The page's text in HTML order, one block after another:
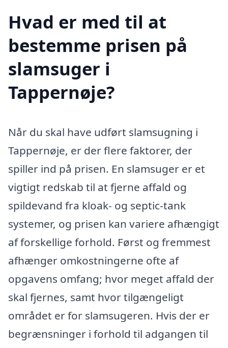
Hvad er med til at
bestemme prisen på
slamsuger i
Tappernøje?
Når du skal have udført slamsugning i
Tappernøje, er der flere faktorer, der
spiller ind på prisen. En slamsuger er et
vigtigt redskab til at fjerne affald og
spildevand fra kloak- og septic-tank
systemer, og prisen kan variere afhængigt
af forskellige forhold. Først og fremmest
afhænger omkostningerne ofte af
opgavens omfang; hvor meget affald der
skal fjernes, samt hvor tilgængeligt
området er for slamsugeren. Hvis der er
begrænsninger i forhold til adgangen til